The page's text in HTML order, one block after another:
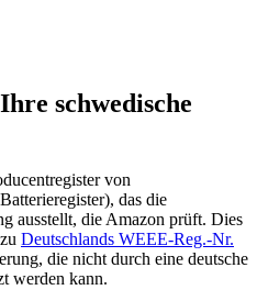
schwedische
von
das die
ausstellt, die Amazon prüft. Dies
Deutschlands WEEE-Reg.-Nr.
die nicht durch eine deutsche
werden kann.